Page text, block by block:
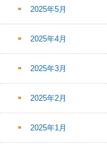
2025年5月
2025年4月
2025年3月
2025年2月
2025年1月